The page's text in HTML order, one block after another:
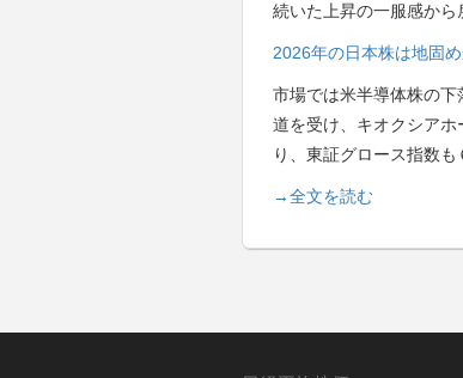
続いた上昇の一服感から
2026年の日本株は地固
市場では米半導体株の
道を受け、キオクシア
り、東証グロース指数も
→全文を読む